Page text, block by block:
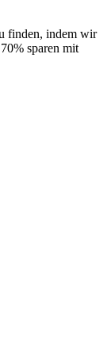
finden, indem wir
sparen mit